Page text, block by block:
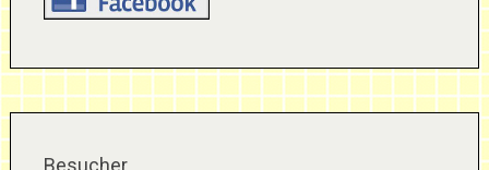
Besucher